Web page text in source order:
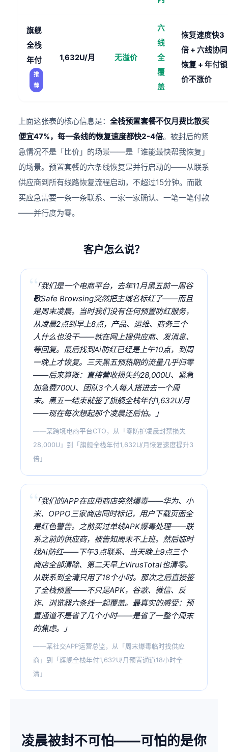
旗舰
全栈
年付
推
荐
1,632U/月 无溢价
六
线
全
覆
盖
恢复速度快3
倍 + 六线协同
恢复 + 年付锁
价不涨价
上面这张表的核心信息是：全栈预置套餐不仅月费比散买
便宜47%，每一条线的恢复速度都快2-4倍。被封后的紧
急情况不是「比价」的场景——是「谁能最快帮我恢复」
的场景。预置套餐的六条线恢复是并行启动的——从联系
供应商到所有线路恢复流程启动，不超过15分钟。而散
买应急需要一条一条联系、一家一家确认、一笔一笔付款
——并行度为零。
客户怎么说？
「我们是一个电商平台，去年11月黑五前一周谷
歌Safe Browsing突然把主域名标红了——而且
是周末凌晨。当时我们没有任何预置防红服务，
从凌晨2点到早上8点，产品、运维、商务三个
人什么也没干——就在网上搜供应商、发消息、
等回复。最后找到Ai防红已经是上午10点，到周
一晚上才恢复。三天黑五预热期的流量几乎归零
——后来算账：直接营收损失约28,000U、紧急
加急费700U、团队3个人每人搭进去一个周
末。黑五一结束就签了旗舰全栈年付1,632U/月
——现在每次想起那个凌晨还后怕。」
——某跨境电商平台CTO，从「零防护凌晨封禁损失
28,000U」到「旗舰全栈年付1,632U/月恢复速度提升3
倍」
「我们的APP在应用商店突然爆毒——华为、小
米、OPPO三家商店同时标记，用户下载页面全
是红色警告。之前买过单线APK爆毒处理——联
系之前的供应商，被告知周末不上班。然后临时
找Ai防红——下午3点联系、当天晚上9点三个
商店全部清除、第二天早上VirusTotal也清零。
从联系到全清只用了18个小时。那次之后直接签
了全栈预置——不只是APK，谷歌、微信、反
诈、浏览器六条线一起覆盖。最真实的感受：预
置通道不是省了几个小时——是省了一整个周末
的焦虑。」
——某社交APP运营总监，从「周末爆毒临时找供应
商」到「旗舰全栈年付1,632U/月预置通道18小时全
清」
凌晨被封不可怕——可怕的是你